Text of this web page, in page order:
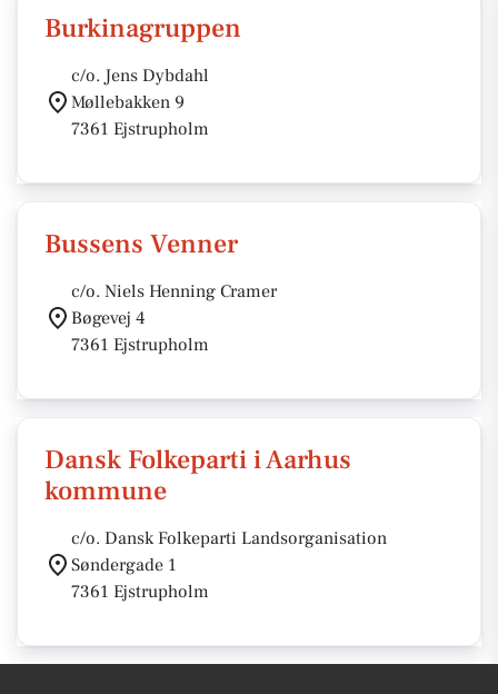
Burkinagruppen
c/o. Jens Dybdahl
Møllebakken 9
7361 Ejstrupholm
Bussens Venner
c/o. Niels Henning Cramer
Bøgevej 4
7361 Ejstrupholm
Dansk Folkeparti i Aarhus
kommune
c/o. Dansk Folkeparti Landsorganisation
Søndergade 1
7361 Ejstrupholm